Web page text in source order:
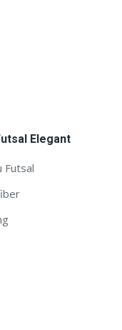
Elegant
Futsal